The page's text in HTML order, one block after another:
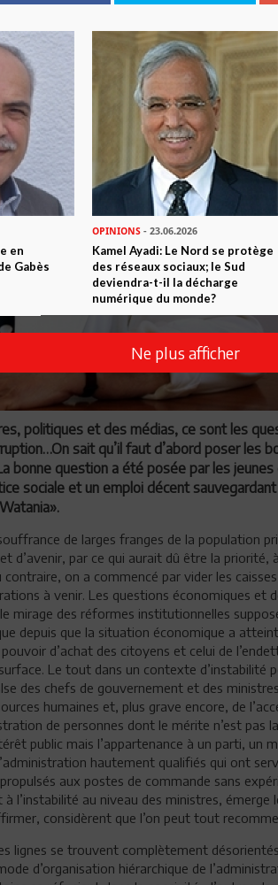
politiques et des médias, ce sont les
sait qu’il faut d’abord poser les
bonne question a été posée par les jeunes
sociale et un emploi décent
de larges franges de la population
d’avenir, par ce qui aurait dû être la priorité,
on a commencé par vider les caisses
à venir. Les questions économiques et
mirage des réformes institutionnelles
depuis que la situation économique a
d’achat des citoyens et celui de
Le tout dans un contexte d’instabilité
des chefs de gouvernement et des
humaines et, plus grave encore, de
de personnes dont le mérite n’est pas la
public mais l’appartenance à un parti, un
hautement qualifiés qui ont
aux postes de commande sans
l’instabilité au niveau des ministres, émerge
considèrent que l’on peut tout
lignes se trouvent complètement
d’organisation hiérarchique de
en
Gabès
OPINIONS - 23.06.2026
Kamel Ayadi: Le Nord se protège
des réseaux sociaux; le Sud
deviendra-t-il la décharge
numérique du monde?
Ne plus afficher